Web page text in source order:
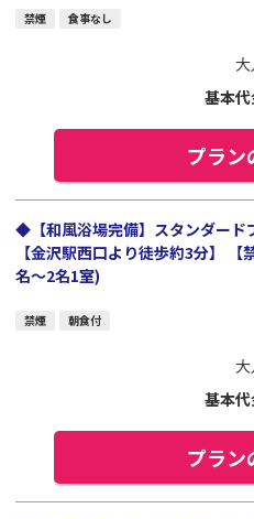
禁煙 食事なし
基本
プラン
◆【和風浴場完備】スタンダード
【金沢駅西口より徒歩約3分】
名～2名1室)
禁煙 朝食付
基本
プラン